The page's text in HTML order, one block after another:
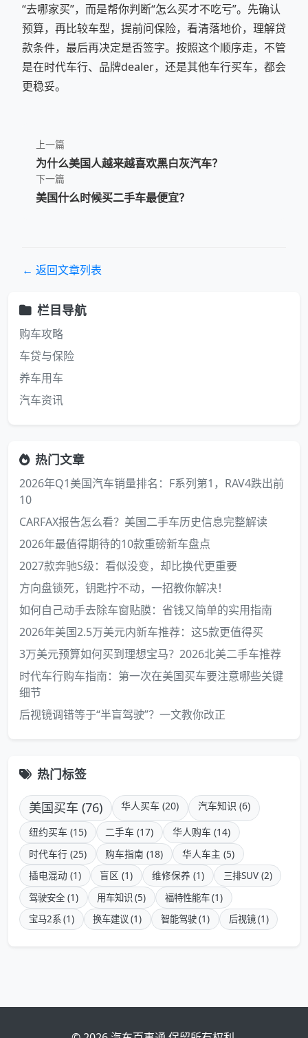
“去哪家买”，而是帮你判断“怎么买才不吃亏”。先确认
预算，再比较车型，提前问保险，看清落地价，理解贷
款条件，最后再决定是否签字。按照这个顺序走，不管
是在时代车行、品牌dealer，还是其他车行买车，都会
更稳妥。
上一篇
为什么美国人越来越喜欢黑白灰汽车？
下一篇
美国什么时候买二手车最便宜？
← 返回文章列表
栏目导航
购车攻略
车贷与保险
养车用车
汽车资讯
热门文章
2026年Q1美国汽车销量排名：F系列第1，RAV4跌出前
10
CARFAX报告怎么看？美国二手车历史信息完整解读
2026年最值得期待的10款重磅新车盘点
2027款奔驰S级：看似没变，却比换代更重要
方向盘锁死，钥匙拧不动，一招教你解决！
如何自己动手去除车窗贴膜：省钱又简单的实用指南
2026年美国2.5万美元内新车推荐：这5款更值得买
3万美元预算如何买到理想宝马？2026北美二手车推荐
时代车行购车指南：第一次在美国买车要注意哪些关键
细节
后视镜调错等于“半盲驾驶”？一文教你改正
热门标签
美国买车 (76) 华人买车 (20)
汽车知识 (6)
纽约买车 (15)
二手车 (17)
华人购车 (14)
时代车行 (25)
购车指南 (18)
华人车主 (5)
插电混动 (1)
盲区 (1) 维修保养 (1)
三排SUV (2)
驾驶安全 (1)
用车知识 (5)
福特性能车 (1)
宝马2系 (1)
换车建议 (1) 智能驾驶 (1) 后视镜 (1)